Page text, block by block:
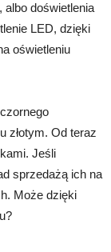
doświetlenia
LED, dzięki
oświetleniu
złotym. Od teraz
Jeśli
sprzedażą ich na
Może dzięki